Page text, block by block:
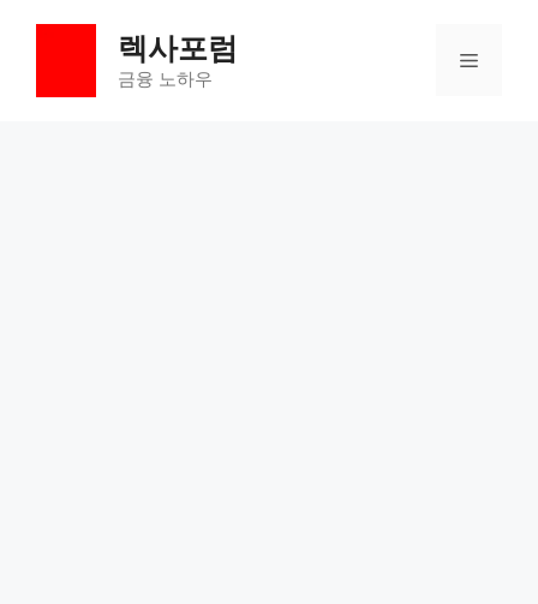
렉사포럼
금융 노하우
메